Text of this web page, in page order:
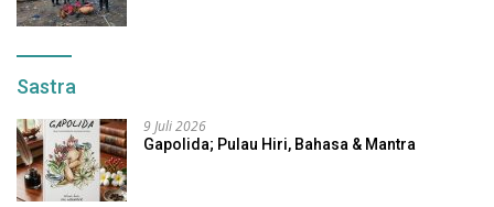
Sastra
9 Juli 2026
Gapolida; Pulau Hiri, Bahasa & Mantra